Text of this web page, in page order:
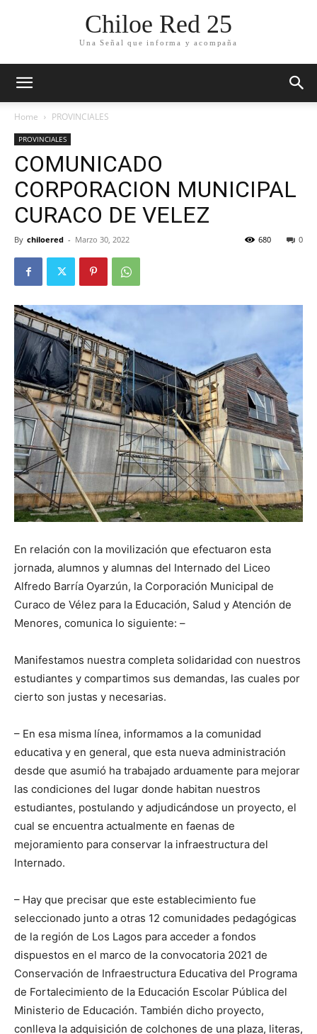
Chiloe Red 25
Una Señal que informa y acompaña
Home PROVINCIALES
PROVINCIALES
COMUNICADO
CORPORACION MUNICIPAL
CURACO DE VELEZ
By chiloered - Marzo 30, 2022 0
680
En relación con la movilización que efectuaron esta
jornada, alumnos y alumnas del Internado del Liceo
Alfredo Barría Oyarzún, la Corporación Municipal de
Curaco de Vélez para la Educación, Salud y Atención de
Menores, comunica lo siguiente: –
Manifestamos nuestra completa solidaridad con nuestros
estudiantes y compartimos sus demandas, las cuales por
cierto son justas y necesarias.
– En esa misma línea, informamos a la comunidad
educativa y en general, que esta nueva administración
desde que asumió ha trabajado arduamente para mejorar
las condiciones del lugar donde habitan nuestros
estudiantes, postulando y adjudicándose un proyecto, el
cual se encuentra actualmente en faenas de
mejoramiento para conservar la infraestructura del
Internado.
– Hay que precisar que este establecimiento fue
seleccionado junto a otras 12 comunidades pedagógicas
de la región de Los Lagos para acceder a fondos
dispuestos en el marco de la convocatoria 2021 de
Conservación de Infraestructura Educativa del Programa
de Fortalecimiento de la Educación Escolar Pública del
Ministerio de Educación. También dicho proyecto,
conlleva la adquisición de colchones de una plaza, literas,